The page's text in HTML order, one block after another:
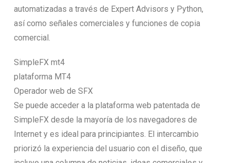
automatizadas a través de Expert Advisors y Python,
así como señales comerciales y funciones de copia
comercial.
SimpleFX mt4
plataforma MT4
Operador web de SFX
Se puede acceder a la plataforma web patentada de
SimpleFX desde la mayoría de los navegadores de
Internet y es ideal para principiantes. El intercambio
priorizó la experiencia del usuario con el diseño, que